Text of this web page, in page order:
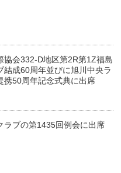
協会332-D地区第2R第1Z福島
結成60周年並びに旭川中央ラ
携50周年記念式典に出席
ラブの第1435回例会に出席